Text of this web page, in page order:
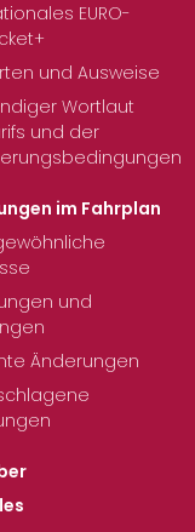
EURO-
und Ausweise
Wortlaut
und der
im Fahrplan
und
Änderungen